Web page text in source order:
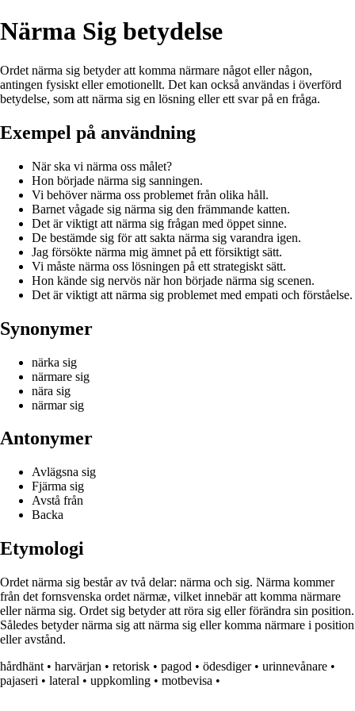
Närma Sig betydelse
Ordet närma sig betyder att komma närmare något eller någon,
antingen fysiskt eller emotionellt. Det kan också användas i överförd
betydelse, som att närma sig en lösning eller ett svar på en fråga.
Exempel på användning
När ska vi närma oss målet?
Hon började närma sig sanningen.
Vi behöver närma oss problemet från olika håll.
Barnet vågade sig närma sig den främmande katten.
Det är viktigt att närma sig frågan med öppet sinne.
De bestämde sig för att sakta närma sig varandra igen.
Jag försökte närma mig ämnet på ett försiktigt sätt.
Vi måste närma oss lösningen på ett strategiskt sätt.
Hon kände sig nervös när hon började närma sig scenen.
Det är viktigt att närma sig problemet med empati och förståelse.
Synonymer
närka sig
närmare sig
nära sig
närmar sig
Antonymer
Avlägsna sig
Fjärma sig
Avstå från
Backa
Etymologi
Ordet närma sig består av två delar: närma och sig. Närma kommer
från det fornsvenska ordet närmæ, vilket innebär att komma närmare
eller närma sig. Ordet sig betyder att röra sig eller förändra sin position.
Således betyder närma sig att närma sig eller komma närmare i position
eller avstånd.
hårdhänt • harvärjan • retorisk • pagod • ödesdiger• urinnevånare •
pajaseri • lateral • uppkomling • motbevisa •